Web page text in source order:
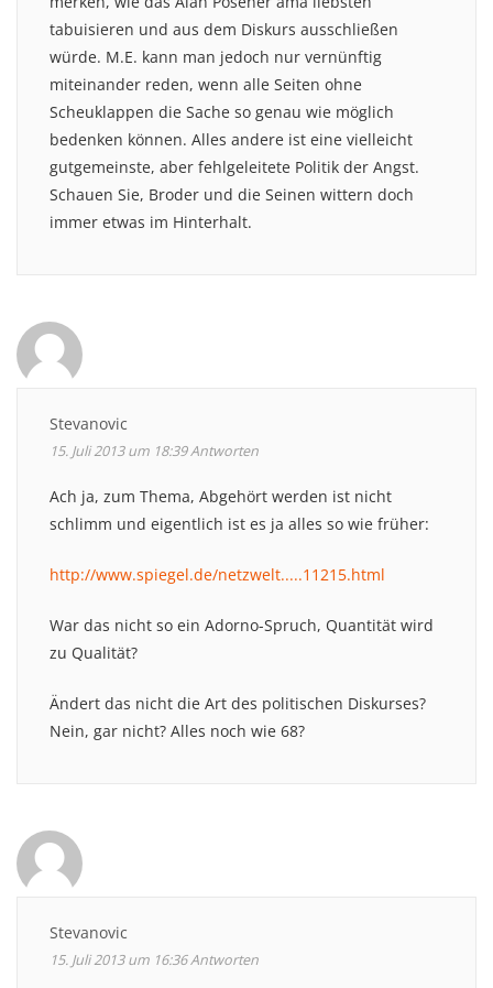
tabuisieren und aus dem Diskurs ausschließen
würde. M.E. kann man jedoch nur vernünftig
miteinander reden, wenn alle Seiten ohne
Scheuklappen die Sache so genau wie möglich
bedenken können. Alles andere ist eine vielleicht
gutgemeinste, aber fehlgeleitete Politik der Angst.
Schauen Sie, Broder und die Seinen wittern doch
immer etwas im Hinterhalt.
Stevanovic
15. Juli 2013 um 18:39Antworten
Ach ja, zum Thema, Abgehört werden ist nicht
schlimm und eigentlich ist es ja alles so wie früher:
http://www.spiegel.de/netzwelt.....11215.html
War das nicht so ein Adorno-Spruch, Quantität wird
zu Qualität?
Ändert das nicht die Art des politischen Diskurses?
Nein, gar nicht? Alles noch wie 68?
Stevanovic
15. Juli 2013 um 16:36Antworten